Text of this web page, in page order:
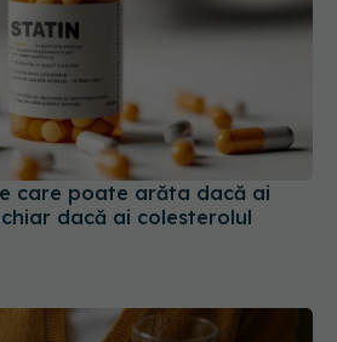
care poate arăta dacă ai
chiar dacă ai colesterolul